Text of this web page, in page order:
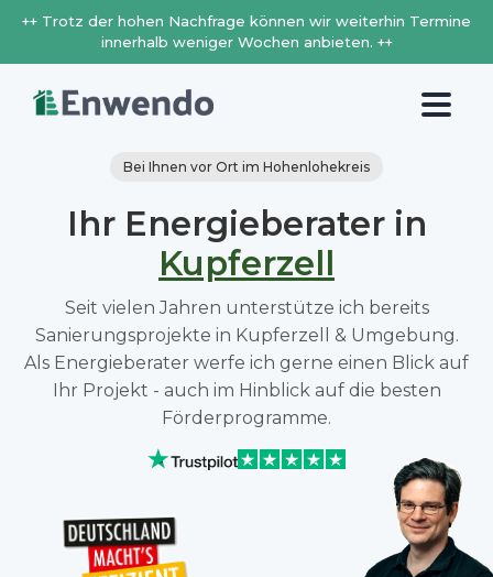
++ Trotz der hohen Nachfrage können wir weiterhin Termine
innerhalb weniger Wochen anbieten. ++
Bei Ihnen vor Ort im Hohenlohekreis
Ihr Energieberater in
Kupferzell
Seit vielen Jahren unterstütze ich bereits
Sanierungsprojekte in Kupferzell & Umgebung.
Als Energieberater werfe ich gerne einen Blick auf
Ihr Projekt - auch im Hinblick auf die besten
Förderprogramme.